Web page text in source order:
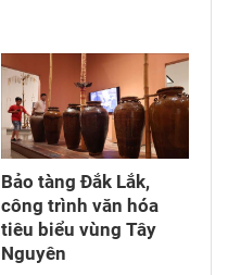
Bảo tàng Đắk Lắk,
công trình văn hóa
tiêu biểu vùng Tây
Nguyên